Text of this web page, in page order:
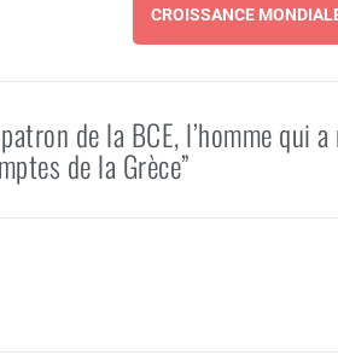
CROISSANCE
de la BCE, l’homme qui
de la Grèce”